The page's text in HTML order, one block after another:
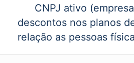
CNPJ ativo
descontos nos planos
relação as pessoas